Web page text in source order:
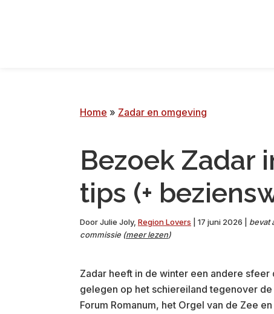
Home » Zadar en omgeving
Bezoek Zadar
tips (+
DoorJulie Joly, Region Lovers 17 juni 2026
bevat
commissie (meer lezen)
Zadar heeft in de winter een andere sfeer
gelegen op het schiereiland tegenover
Forum Romanum, het Orgel van de Zee